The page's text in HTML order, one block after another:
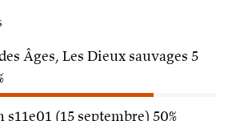
Âges, Les Dieux sauvages 5
(15 septembre) 50%